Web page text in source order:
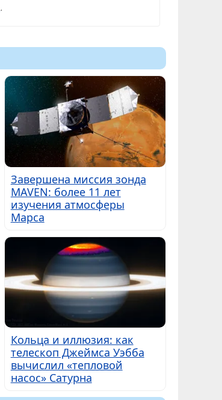
.
Завершена миссия зонда
MAVEN: более 11 лет
изучения атмосферы
Марса
Кольца и иллюзия: как
телескоп Джеймса Уэбба
вычислил «тепловой
насос» Сатурна